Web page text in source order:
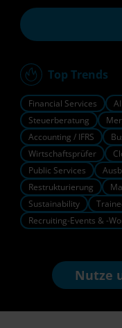
Top Trends
Financial Services
Steuerberatung
Accounting / IFRS
Wirtschaftsprüfer
Public Services
Restrukturierung
Sustainability
Recruiting-Events & -
Nutze